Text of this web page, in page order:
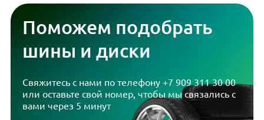
Поможем подобрать
шины и диски
Свяжитесь с нами по телефону +7 909 311 30 00
или оставьте свой номер, чтобы мы связались с
вами через 5 минут